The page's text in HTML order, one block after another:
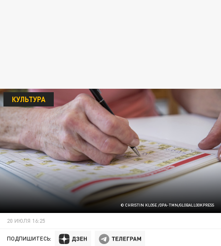
© CHRISTIN KLOSE /DPA-TMN/GLOBALLOOKPRESS
КУЛЬТУРА
20 ИЮЛЯ 16:25
ПОДПИШИТЕСЬ: